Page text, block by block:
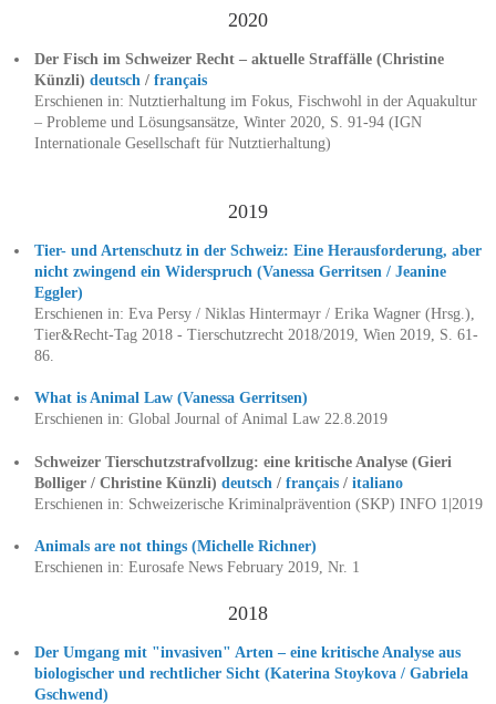
2020
Der Fisch im Schweizer Recht – aktuelle Straffälle (Christine
Künzli) deutsch / français
Erschienen in: Nutztierhaltung im Fokus, Fischwohl in der Aquakultur
– Probleme und Lösungsansätze, Winter 2020, S. 91-94 (IGN
Internationale Gesellschaft für Nutztierhaltung)
2019
Tier- und Artenschutz in der Schweiz: Eine Herausforderung, aber
nicht zwingend ein Widerspruch (Vanessa Gerritsen / Jeanine
Eggler)
Erschienen in: Eva Persy / Niklas Hintermayr / Erika Wagner (Hrsg.),
Tier&Recht-Tag 2018 - Tierschutzrecht 2018/2019, Wien 2019, S. 61-
86.
What is Animal Law (Vanessa Gerritsen)
Erschienen in: Global Journal of Animal Law 22.8.2019
Schweizer Tierschutzstrafvollzug: eine kritische Analyse (Gieri
Bolliger / Christine Künzli) deutsch / français / italiano
Erschienen in: Schweizerische Kriminalprävention (SKP) INFO 1|2019
Animals are not things (Michelle Richner)
Erschienen in: Eurosafe News February 2019, Nr. 1
2018
Der Umgang mit "invasiven" Arten – eine kritische Analyse aus
biologischer und rechtlicher Sicht (Katerina Stoykova / Gabriela
Gschwend)